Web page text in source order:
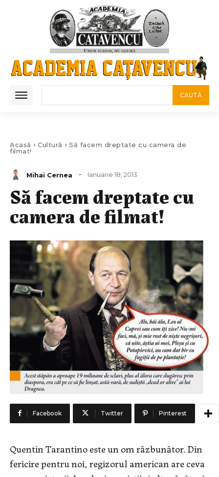
CAUTĂ
Acasă Cultură
Să facem dreptate cu camera de
filmat!
Mihai Cernea Ianuarie 18, 2013
Să facem dreptate cu
camera de filmat!
Facebook Twitter Pinterest
Quentin Tarantino este un om răzbunător. Din
fericire pentru noi, regizorul american are ceva